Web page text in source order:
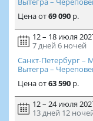
Ценаот69 090р.
12 – 18 июля
7 дней 6 ночей
Санкт-Петербург –
Вытегра –
Ценаот63 590р.
12 – 24 июля
13 дней 12